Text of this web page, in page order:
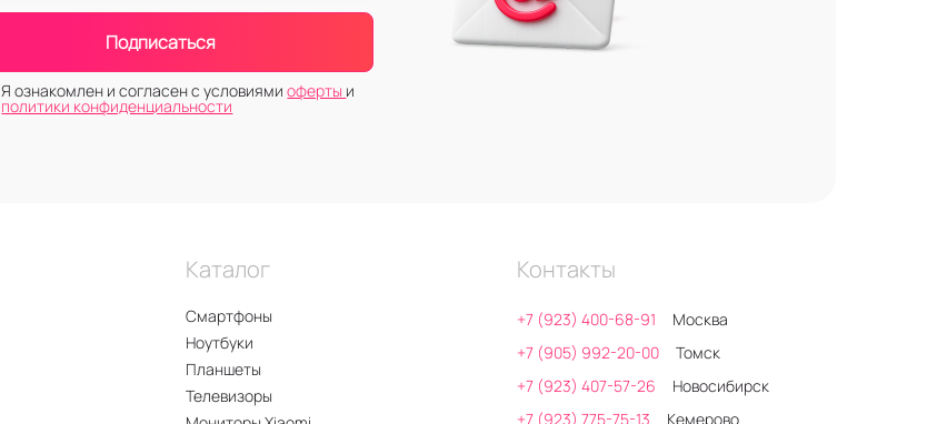
Подписаться
Я ознакомлен и согласен с условиямиоферты и
политики конфиденциальности
Каталог
Смартфоны
Ноутбуки
Планшеты
Телевизоры
Контакты
+7 (923) 400-68-91
Москва
+7 (905) 992-20-00
Томск
+7 (923) 407-57-26
Новосибирск
+7 (923) 775-75-13
Кемерово